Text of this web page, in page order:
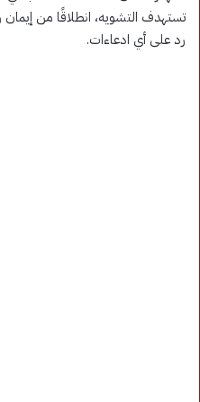
تستهدف التشويه، انطلاقًا من
رد على أي ادعاءات.